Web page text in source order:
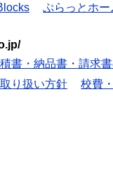
ぷらっとホー
書・納品書・請求
り扱い方針 校費